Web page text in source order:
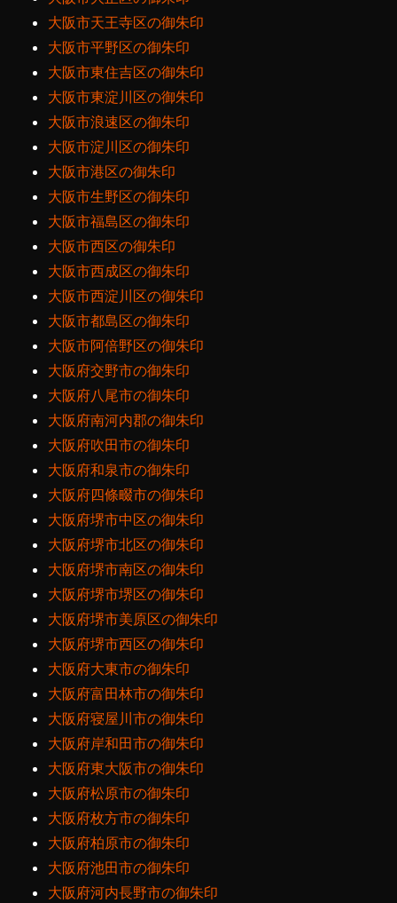
大阪市天王寺区の御朱印
大阪市平野区の御朱印
大阪市東住吉区の御朱印
大阪市東淀川区の御朱印
大阪市浪速区の御朱印
大阪市淀川区の御朱印
大阪市港区の御朱印
大阪市生野区の御朱印
大阪市福島区の御朱印
大阪市西区の御朱印
大阪市西成区の御朱印
大阪市西淀川区の御朱印
大阪市都島区の御朱印
大阪市阿倍野区の御朱印
大阪府交野市の御朱印
大阪府八尾市の御朱印
大阪府南河内郡の御朱印
大阪府吹田市の御朱印
大阪府和泉市の御朱印
大阪府四條畷市の御朱印
大阪府堺市中区の御朱印
大阪府堺市北区の御朱印
大阪府堺市南区の御朱印
大阪府堺市堺区の御朱印
大阪府堺市美原区の御朱印
大阪府堺市西区の御朱印
大阪府大東市の御朱印
大阪府富田林市の御朱印
大阪府寝屋川市の御朱印
大阪府岸和田市の御朱印
大阪府東大阪市の御朱印
大阪府松原市の御朱印
大阪府枚方市の御朱印
大阪府柏原市の御朱印
大阪府池田市の御朱印
大阪府河内長野市の御朱印